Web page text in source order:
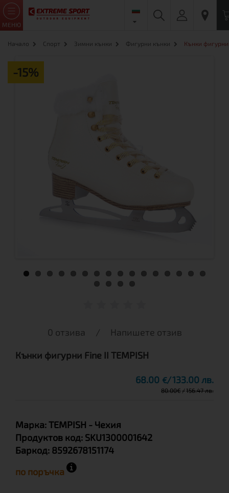
МЕНЮ
Начало Спорт Зимни кънки Фигурни кънки Кънки фигурни
-15%
0 отзива / Напишете отзив
Кънки фигурни Fine II TEMPISH
68.00 € 133.00 лв.
80.00€ 156.47 лв.
Марка:TEMPISH - Чехия
Продуктов код: SKU1300001642
Баркод: 8592678151174
по поръчка